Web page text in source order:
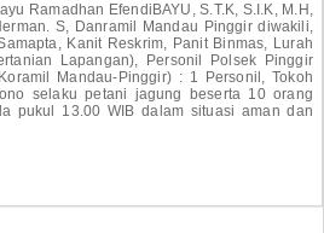
Ramadhan EfendiBAYU, S.T.K, S.I.K, M.H,
S, Danramil Mandau Pinggir diwakili,
Kanit Reskrim, Panit Binmas, Lurah
Lapangan), Personil Polsek Pinggir
Mandau-Pinggir) : 1 Personil, Tokoh
selaku petani jagung beserta 10 orang
pukul 13.00 WIB dalam situasi aman dan